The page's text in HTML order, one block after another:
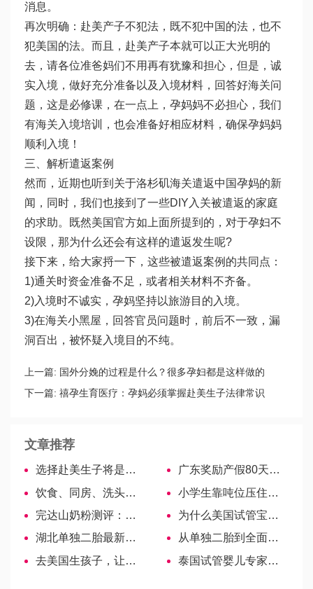
消息。
再次明确：赴美产子不犯法，既不犯中国的法，也不
犯美国的法。而且，赴美产子本就可以正大光明的
去，请各位准爸妈们不用再有犹豫和担心，但是，诚
实入境，做好充分准备以及入境材料，回答好海关问
题，这是必修课，在一点上，孕妈妈不必担心，我们
有海关入境培训，也会准备好相应材料，确保孕妈妈
顺利入境！
三、解析遣返案例
然而，近期也听到关于洛杉矶海关遣返中国孕妈的新
闻，同时，我们也接到了一些DIY入关被遣返的家庭
的求助。既然美国官方如上面所提到的，对于孕妇不
设限，那为什么还会有这样的遣返发生呢?
接下来，给大家捋一下，这些被遣返案例的共同点：
1)通关时资金准备不足，或者相关材料不齐备。
2)入境时不诚实，孕妈坚持以旅游目的入境。
3)在海关小黑屋，回答官员问题时，前后不一致，漏
洞百出，被怀疑入境目的不纯。
上一篇: 国外分娩的过程是什么？很多孕妇都是这样做的
下一篇: 禧孕生育医疗：孕妈必须掌握赴美生子法律常识
文章推荐
选择赴美生子将是一生最好的投资
广东奖励产假80天，广州、佛山、东莞等满足条件必须给
饮食、同房、洗头….放环后的注意事项汇总!
小学生靠吨位压住漏水消防栓获奖，正能量满满
完达山奶粉测评：这几个系列要注意！
为什么美国试管宝宝在移植后会出现腹胀？
湖北单独二胎最新政策落地之前抢生或将罚款！
从单独二胎到全面二胎政策，独生子奖励或取消
去美国生孩子，让孩子有一个不同的教育起点
泰国试管婴儿专家：FSH值多少代表卵巢功能正常？